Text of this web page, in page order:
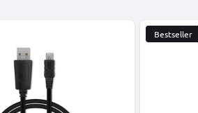
Bestseller